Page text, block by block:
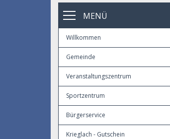
MENÜ
Willkommen
Gemeinde
Veranstaltungszentrum
Sportzentrum
Bürgerservice
Krieglach - Gutschein